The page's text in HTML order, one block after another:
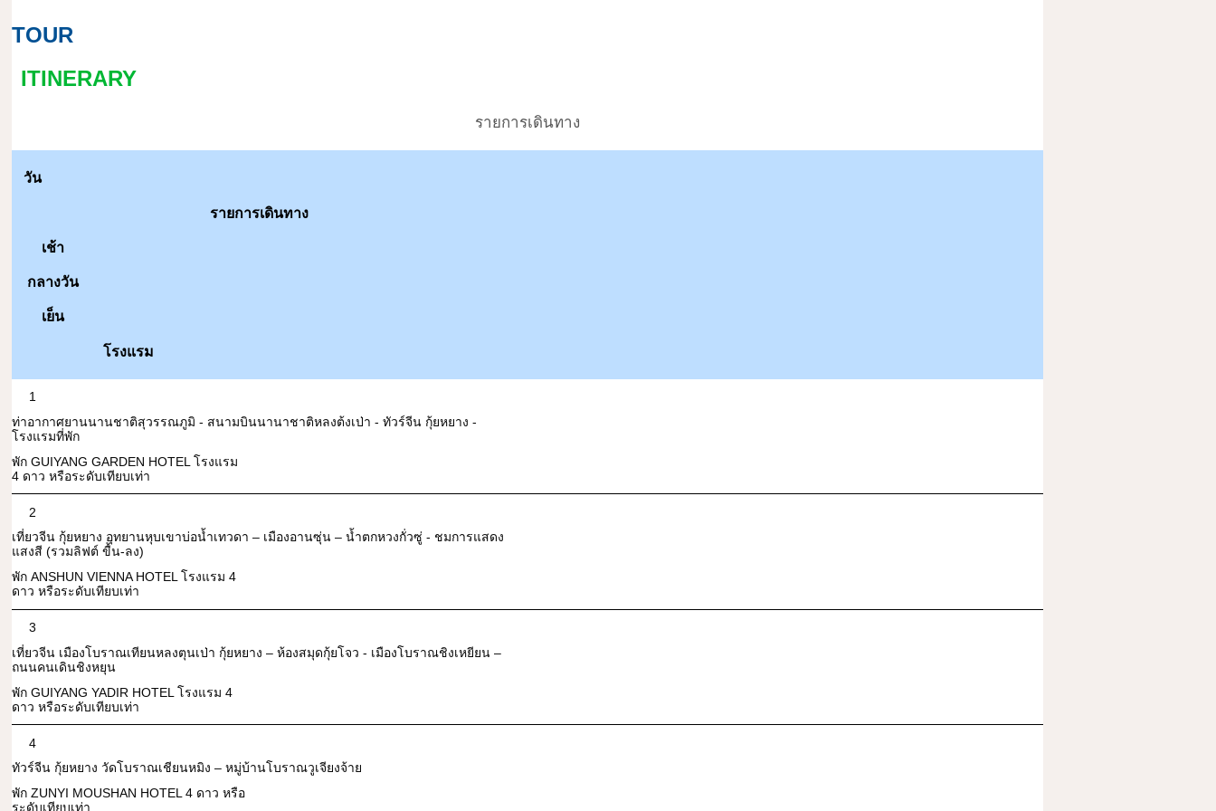
TOUR
ITINERARY
รายการเดินทาง
วัน
รายการเดินทาง
เช้า
กลางวัน
เย็น
โรงแรม
1
ท่าอากาศยานนานชาติสุวรรณภูมิ - สนามบินนานาชาติหลงต้งเป่า - ทัวร์จีน กุ้ยหยาง -
โรงแรมที่พัก
พัก GUIYANG GARDEN HOTEL โรงแรม
4 ดาว หรือระดับเทียบเท่า
2
เที่ยวจีน กุ้ยหยาง อุทยานหุบเขาบ่อน้ำเทวดา – เมืองอานซุ่น – น้ำตกหวงกั่วซู่ - ชมการแสดง
แสงสี (รวมลิฟต์ ขื้น-ลง)
พัก ANSHUN VIENNA HOTEL โรงแรม 4
ดาว หรือระดับเทียบเท่า
3
เที่ยวจีน เมืองโบราณเทียนหลงตุนเป่า กุ้ยหยาง – ห้องสมุดกุ้ยโจว - เมืองโบราณชิงเหยียน –
ถนนคนเดินชิงหยุน
พัก GUIYANG YADIR HOTEL โรงแรม 4
ดาว หรือระดับเทียบเท่า
4
ทัวร์จีน กุ้ยหยาง วัดโบราณเชียนหมิง – หมู่บ้านโบราณวูเจียงจ้าย
พัก ZUNYI MOUSHAN HOTEL 4 ดาว หรือ
ระดับเทียบเท่า